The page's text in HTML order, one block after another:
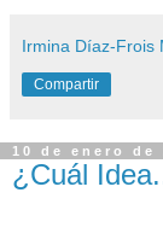
Irmina Díaz-Frois
Compartir
10 de enero de
¿Cuál